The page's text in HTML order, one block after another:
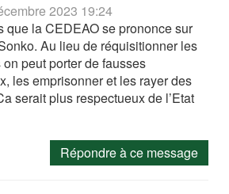
2023 19:24
que la CEDEAO se prononce sur
Au lieu de réquisitionner les
peut porter de fausses
les emprisonner et les rayer des
serait plus respectueux de l’Etat
Répondre à ce message